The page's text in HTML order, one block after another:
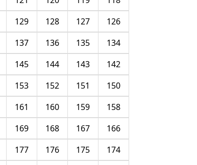
126
127
128
129
134
135
136
137
142
143
144
145
150
151
152
153
158
159
160
161
166
167
168
169
174
175
176
177